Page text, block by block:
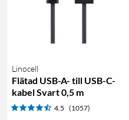
Linocell
Flätad USB-A- till USB-C-
kabel Svart 0,5 m
4.5 (1057)